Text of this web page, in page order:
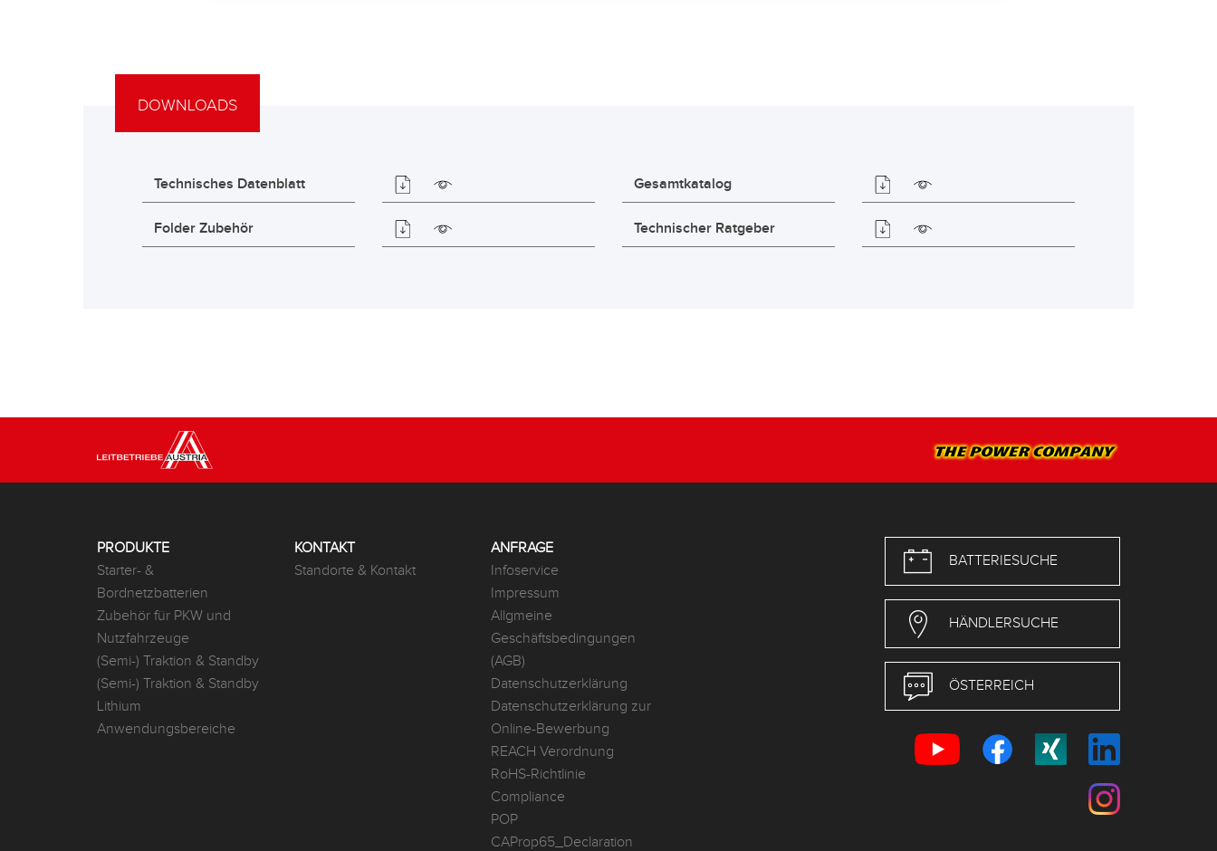
DOWNLOADS
Technisches Datenblatt
Folder Zubehör
Gesamtkatalog
Technischer Ratgeber
PRODUKTE
Starter- &
Bordnetzbatterien
Zubehör für PKW und
Nutzfahrzeuge
(Semi-) Traktion & Standby
(Semi-) Traktion & Standby
Lithium
Anwendungsbereiche
KONTAKT
Standorte & Kontakt
ANFRAGE
Infoservice
Impressum
Allgmeine
Geschäftsbedingungen
(AGB)
Datenschutzerklärung
Datenschutzerklärung zur
Online-Bewerbung
REACH Verordnung
RoHS-Richtlinie
Compliance
POP
CAProp65_Declaration
BATTERIESUCHE
HÄNDLERSUCHE
ÖSTERREICH